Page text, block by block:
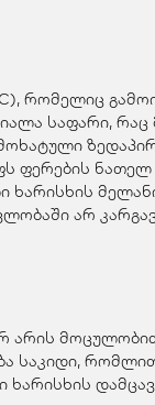
რომელიც
საფარი, რაც
ფერების
ხარისხის
არ
არის
საკიდი,
ხარისხის